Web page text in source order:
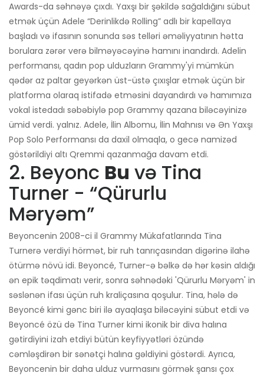
Awards-da səhnəyə çıxdı. Yaxşı bir şəkildə sağaldığını sübut
etmək üçün Adele “Derinlikdə Rolling” adlı bir kapellaya
başladı və ifasının sonunda səs telləri əməliyyatının hətta
borulara zərər verə bilməyəcəyinə hamını inandırdı. Adelin
performansı, qadın pop ulduzların Grammy'yi mümkün
qədər az paltar geyərkən üst-üstə çıxışlar etmək üçün bir
platforma olaraq istifadə etməsini dayandırdı və hamımıza
vokal istedadı səbəbiylə pop Grammy qazana biləcəyinizə
ümid verdi. yalnız. Adele, İlin Albomu, İlin Mahnısı və Ən Yaxşı
Pop Solo Performansı da daxil olmaqla, o gecə namizəd
göstərildiyi altı Qremmi qazanmağa davam etdi.
2. Beyonc Bu və Tina
Turner - “Qürurlu
Məryəm”
Beyoncenin 2008-ci il Grammy Mükafatlarında Tina
Turnerə verdiyi hörmət, bir ruh tanrıçasından digərinə ilahə
ötürmə növü idi. Beyoncé, Turner-ə bəlkə də hər kəsin aldığı
ən epik təqdimatı verir, sonra səhnədəki 'Qürurlu Məryəm' in
səslənən ifası üçün ruh kraliçasına qoşulur. Tina, hələ də
Beyoncé kimi gənc biri ilə ayaqlaşa biləcəyini sübut etdi və
Beyoncé özü də Tina Turner kimi ikonik bir diva halına
gətirdiyini izah etdiyi bütün keyfiyyətləri özündə
cəmləşdirən bir sənətçi halına gəldiyini göstərdi. Ayrıca,
Beyoncenin bir daha ulduz vurmasını görmək şansı çox